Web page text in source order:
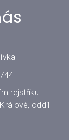
rejstříku
oddíl